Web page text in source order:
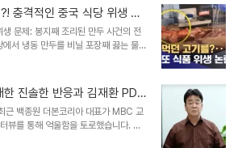
노력했..
는 반려동물을 가족처럼 여기는 문화
많은 누리꾼들의 갑론을박을 불러일
, 어디까지 허용되어야 할까?사진을
는 마음은 알겠으나, 엄연히 개는 개고
위생과 상식의 중요성을 강조했습니
는 공간이 늘어나는..
충격적인 중국 식당 위생 논
하는 그림자
문제: 봉지째 조리된 만두 사건의 전
서 냉동 만두를 비닐 포장째 끓는 물에
중국 사회를 충격에 빠뜨렸습니다. 이
켰습니다. 영상 속 식당 직원은 냉동
물에 통째로 넣어 조리하는 모습을 보였
기본적인 개념조차 없는 행태로, 소비
수 있다는 점에서 비판을 받고 있습니
도 함께 들어 있었다"며 "얼마나 많은
진솔한 반응과 김재환 PD
근 백종원 더본코리아 대표가 MBC 교
뷰를 통해 억울함을 토로했습니다. 김
무리한 요구를 주장하며 갑질 의혹을